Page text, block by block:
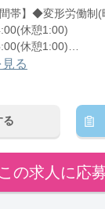
間帯】◆変形労働制
休憩1:00)
休憩1:00)
休憩1:00)
〜5時間程度/月
る
る
この求人に応